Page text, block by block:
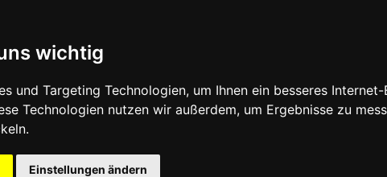
wichtig
und Targeting Technologien, um Ihnen ein besseres
Technologien nutzen wir außerdem, um Ergebnisse zu
Einstellungen ändern